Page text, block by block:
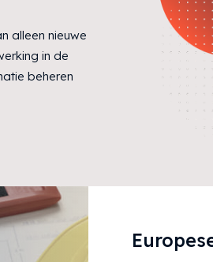
alleen nieuwe
in de
beheren